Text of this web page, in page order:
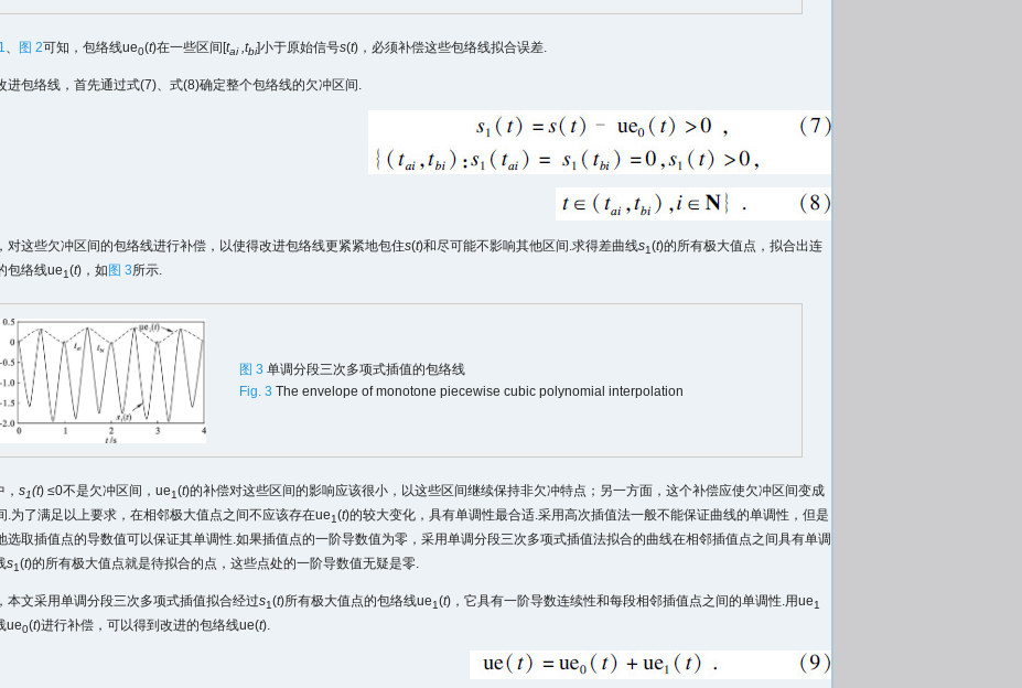
、 图 2可知，包络线ue0(t)在一些区间[tai,tbi]小于原始信号s(t)，必须补偿这些包络线拟合误差.
进包络线，首先通过式(7)、式(8)确定整个包络线的欠冲区间.
对这些欠冲区间的包络线进行补偿，以使得改进包络线更紧紧地包住s(t)和尽可能不影响其他区间.求得差曲线s1(t)的所有极大值点，拟合出连
包络线ue1(t)，如 图 3所示.
图 3 单调分段三次多项式插值的包络线
Fig. 3 The envelope of monotone piecewise cubic polynomial interpolation
， s1(t) ≤0不是欠冲区间，ue1(t)的补偿对这些区间的影响应该很小，以这些区间继续保持非欠冲特点；另一方面，这个补偿应使欠冲区间变成
.为了满足以上要求，在相邻极大值点之间不应该存在ue1(t)的较大变化，具有单调性最合适.采用高次插值法一般不能保证曲线的单调性，但是
选取插值点的导数值可以保证其单调性.如果插值点的一阶导数值为零，采用单调分段三次多项式插值法拟合的曲线在相邻插值点之间具有单调
s1(t)的所有极大值点就是待拟合的点，这些点处的一阶导数值无疑是零.
本文采用单调分段三次多项式插值拟合经过s1(t)所有极大值点的包络线ue1(t)，它具有一阶导数连续性和每段相邻插值点之间的单调性.用ue1
ue0(t)进行补偿，可以得到改进的包络线ue(t).